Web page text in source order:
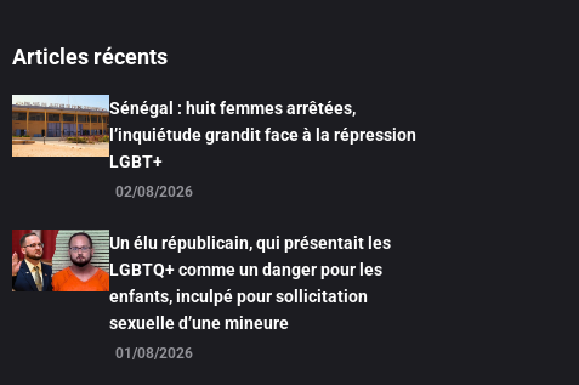
Articles récents
Sénégal : huit femmes arrêtées,
l’inquiétude grandit face à la répression
LGBT+
02/08/2026
Un élu républicain, qui présentait les
LGBTQ+ comme un danger pour les
enfants, inculpé pour sollicitation
sexuelle d’une mineure
01/08/2026